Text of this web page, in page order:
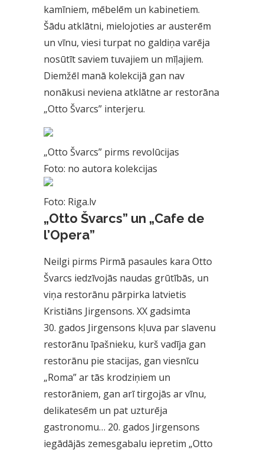
kamīniem, mēbelēm un kabinetiem.
Šādu atklātni, mielojoties ar austerēm
un vīnu, viesi turpat no galdiņa varēja
nosūtīt saviem tuvajiem un mīļajiem.
Diemžēl manā kolekcijā gan nav
nonākusi neviena atklātne ar restorāna
„Otto Švarcs” interjeru.
„Otto Švarcs” pirms revolūcijas
Foto: no autora kolekcijas
Foto: Riga.lv
„Otto Švarcs” un „Cafe de
l’Opera”
Neilgi pirms Pirmā pasaules kara Otto
Švarcs iedzīvojās naudas grūtībās, un
viņa restorānu pārpirka latvietis
Kristiāns Jirgensons. XX gadsimta
30. gados Jirgensons kļuva par slavenu
restorānu īpašnieku, kurš vadīja gan
restorānu pie stacijas, gan viesnīcu
„Roma” ar tās krodziņiem un
restorāniem, gan arī tirgojās ar vīnu,
delikatesēm un pat uzturēja
gastronomu… 20. gados Jirgensons
iegādājās zemesgabalu iepretim „Otto